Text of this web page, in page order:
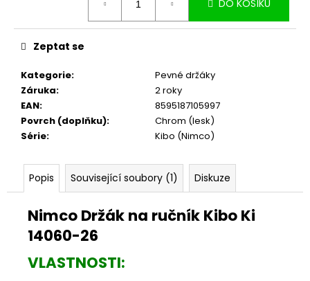
DO KOŠÍKU
Kategorie:
Pevné držáky
Záruka:
2 roky
EAN:
8595187105997
Povrch (doplňku):
Chrom (lesk)
Série: Kibo (Nimco)
Zeptat se
Popis Související soubory (1) Diskuze
Nimco Držák na ručník Kibo Ki
14060-26
VLASTNOSTI: